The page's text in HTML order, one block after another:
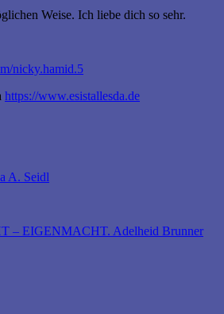
Weise. Ich liebe dich so sehr.
nicky.hamid.5
https://www.esistallesda.de
A. Seidl
– EIGENMACHT. Adelheid Brunner